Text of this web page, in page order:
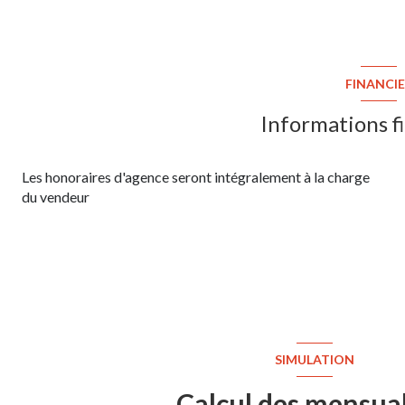
Informations
Les honoraires d'agence seront intégralement à la charge
du vendeur
SIMULATION